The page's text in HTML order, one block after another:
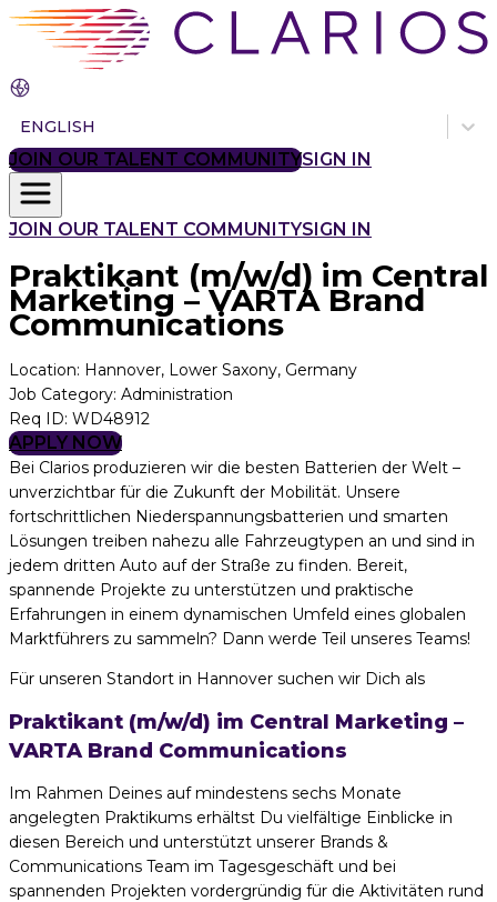
ENGLISH
JOIN OUR TALENT COMMUNITYSIGN IN
JOIN OUR TALENT COMMUNITYSIGN IN
Praktikant (m/w/d) im Central
Marketing – VARTA Brand
Communications
Location: Hannover, Lower Saxony, Germany
Job Category: Administration
Req ID: WD48912
APPLY NOW
Bei Clarios produzieren wir die besten Batterien der Welt –
unverzichtbar für die Zukunft der Mobilität. Unsere
fortschrittlichen Niederspannungsbatterien und smarten
Lösungen treiben nahezu alle Fahrzeugtypen an und sind in
jedem dritten Auto auf der Straße zu finden. Bereit,
spannende Projekte zu unterstützen und praktische
Erfahrungen in einem dynamischen Umfeld eines globalen
Marktführers zu sammeln? Dann werde Teil unseres Teams!
Für unseren Standort in Hannover suchen wir Dich als
Praktikant (m/w/d) im Central Marketing –
VARTA Brand Communications
Im Rahmen Deines auf mindestens sechs Monate
angelegten Praktikums erhältst Du vielfältige Einblicke in
diesen Bereich und unterstützt unserer Brands &
Communications Team im Tagesgeschäft und bei
spannenden Projekten vordergründig für die Aktivitäten rund